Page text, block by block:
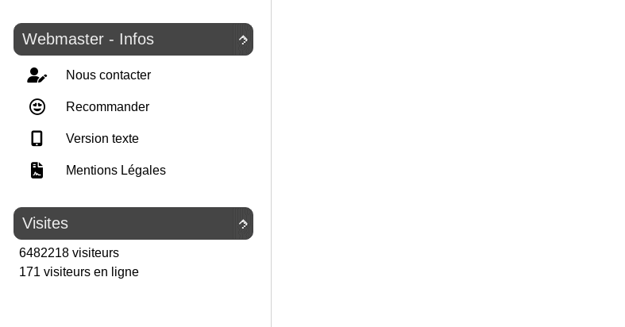

Webmaster - Infos
Nous contacter
Recommander
Version texte
Mentions Légales

Visites
6482218 visiteurs
171 visiteurs en ligne